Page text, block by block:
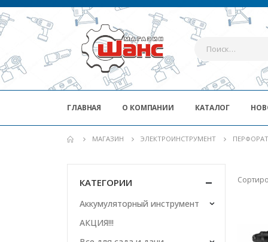
ГЛАВНАЯ О КОМПАНИИ КАТАЛОГ
МАГАЗИН ЭЛЕКТРОИНСТРУМЕНТ
КАТЕГОРИИ
Аккумуляторный инструмент
АКЦИЯ!!!